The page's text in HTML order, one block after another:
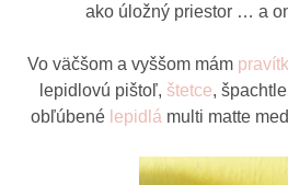
ako úložný priestor … a
Vo väčšom a vyššom mám
lepidlovú pištoľ, štetce,
obľúbené lepidlá multi matte